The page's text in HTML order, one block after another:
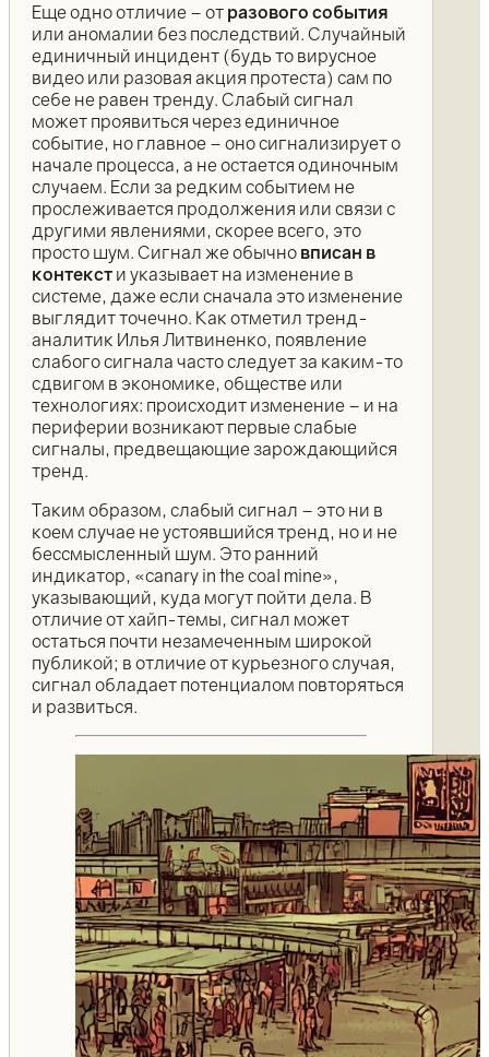
Еще одно отличие – от разового события
или аномалии без последствий. Случайный
единичный инцидент (будь то вирусное
видео или разовая акция протеста) сам по
себе не равен тренду. Слабый сигнал
может проявиться через единичное
событие, но главное – оно сигнализирует о
начале процесса, а не остается одиночным
случаем. Если за редким событием не
прослеживается продолжения или связи с
другими явлениями, скорее всего, это
просто шум. Сигнал же обычно вписан в
контекст и указывает на изменение в
системе, даже если сначала это изменение
выглядит точечно. Как отметил тренд-
аналитик Илья Литвиненко, появление
слабого сигнала часто следует за каким-то
сдвигом в экономике, обществе или
технологиях: происходит изменение – и на
периферии возникают первые слабые
сигналы, предвещающие зарождающийся
тренд.
Таким образом, слабый сигнал – это ни в
коем случае не устоявшийся тренд, но и не
бессмысленный шум. Это ранний
индикатор, «canary in the coal mine»,
указывающий, куда могут пойти дела. В
отличие от хайп-темы, сигнал может
остаться почти незамеченным широкой
публикой; в отличие от курьезного случая,
сигнал обладает потенциалом повторяться
и развиться.